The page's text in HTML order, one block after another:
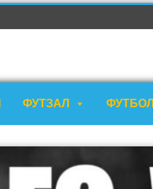
ФУТЗАЛ ФУТБОЛ